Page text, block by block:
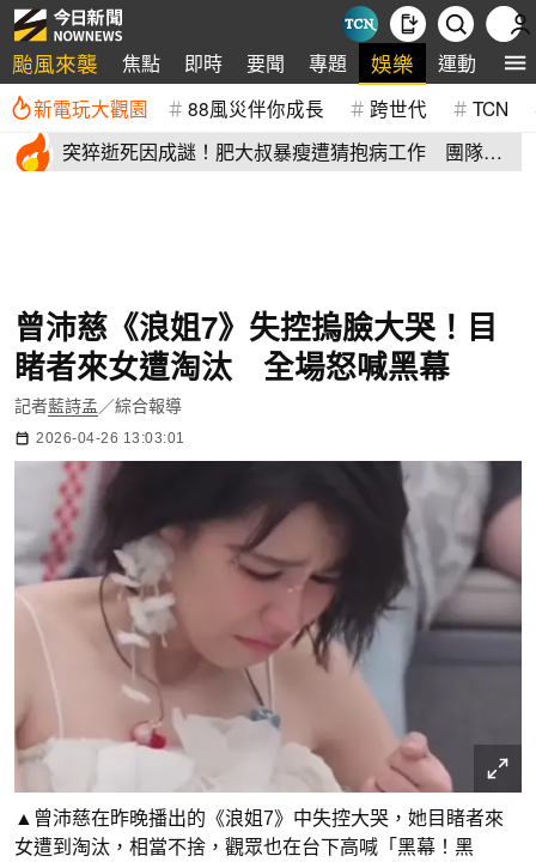
颱風來襲 焦點 即時 要聞 專題 娛樂 運動 全
新電玩大觀園 88風災伴你成長 跨世代 TCN
突猝逝死因成謎！肥大叔暴瘦遭猜抱病工作 團隊宣
曾沛慈《浪姐7》失控摀臉大哭！目
睹者來女遭淘汰 全場怒喊黑幕
記者藍詩孟 ／綜合報導
2026-04-26 13:03:01
▲曾沛慈在昨晚播出的《浪姐7》中失控大哭，她目睹者來
女遭到淘汰，相當不捨，觀眾也在台下高喊「黑幕！黑